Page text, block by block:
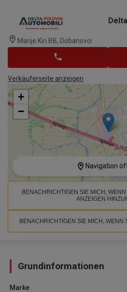
Marije Kiri BB, Dobanovci
Verkäuferseite anzeigen
+
−
Navigation
BENACHRICHTIGEN SIE MICH,
ANZEIGEN
BENACHRICHTIGEN SIE MICH, WENN
Grundinformationen
Marke